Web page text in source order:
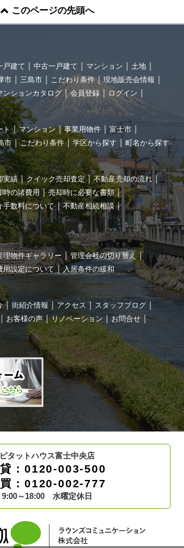
このページの先頭へ
戸建て 中古一戸建て マンション
土地
市 三島市 こだわり条件
現地販売会情報
ンションカタログ 会員登録 ログイン
ト マンション 事業用物件
富士市
市 こだわり条件 学区から探す 町名から探す
実績 クイック売却査定
不動産売却の流れ
時の諸費用
売却時に必要な書類
手数料について
不動産相続相談
理物件ギャラリー
管理会社の切り替え
用設定について 入居条件の緩和
街紹介情報 アクセス
スタッフブログ
お客様の声 リノベーション
お問合せ
ピタットハウス富士中央店
：0120-003-500
：0120-002-777
9:00～18:00 水曜定休日